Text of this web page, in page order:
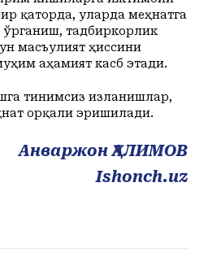
қаторда, уларда меҳнатга
тадбиркорлик
масъулият ҳиссини
аҳамият касб этади.
тинимсиз изланишлар,
орқали эришилади.
Анваржон ҲАЛИМОВ
Ishonch.uz